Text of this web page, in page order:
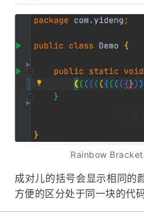
Rainbow
成对儿的括号会显示相同的
方便的区分处于同一块的代码